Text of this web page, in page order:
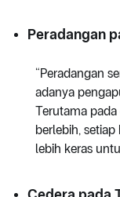
Peradangan
“Peradangan
adanya
Terutama
berlebih,
lebih keras